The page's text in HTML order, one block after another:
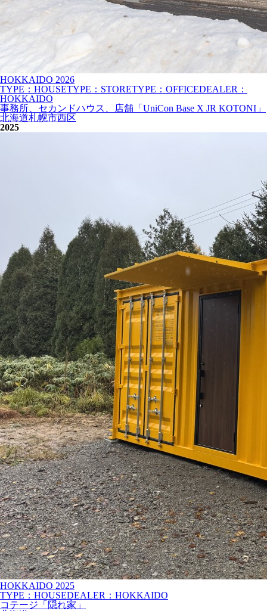
HOKKAIDO 2026
TYPE：HOUSETYPE：STORETYPE：OFFICEDEALER：
HOKKAIDO
事務所、セカンドハウス、店舗「UniCon Base X JR KOTONI」
北海道札幌市西区
2025
HOKKAIDO 2025
TYPE：HOUSEDEALER：HOKKAIDO
コテージ「隠れ家」